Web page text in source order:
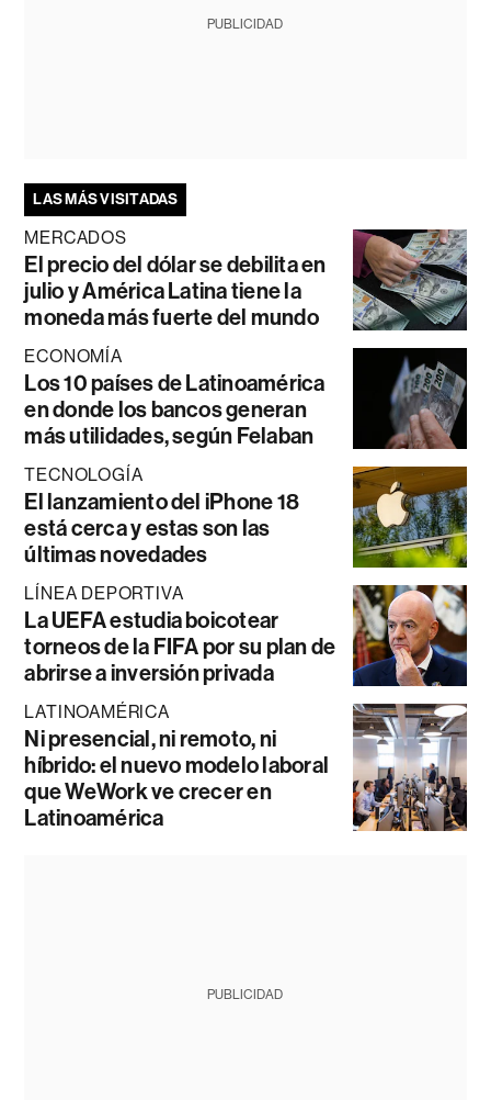
PUBLICIDAD
LAS MÁS VISITADAS
MERCADOS
El precio del dólar se debilita en
julio y América Latina tiene la
moneda más fuerte del mundo
ECONOMÍA
Los 10 países de Latinoamérica
en donde los bancos generan
más utilidades, según Felaban
TECNOLOGÍA
El lanzamiento del iPhone 18
está cerca y estas son las
últimas novedades
LÍNEA DEPORTIVA
La UEFA estudia boicotear
torneos de la FIFA por su plan de
abrirse a inversión privada
LATINOAMÉRICA
Ni presencial, ni remoto, ni
híbrido: el nuevo modelo laboral
que WeWork ve crecer en
Latinoamérica
PUBLICIDAD